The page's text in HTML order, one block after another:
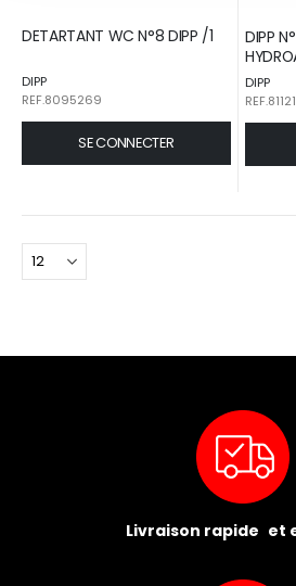
DETARTANT WC N°8 DIPP /1
DIPP
REF.8095269
SE CONNECTER
DIPP
DIPP
Livraison rapide et